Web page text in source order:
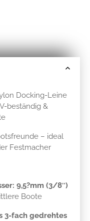
Docking-Leine
beständig &
– ideal
Festmacher
9,5?mm (3/8″)
Boote
3-fach gedrehtes